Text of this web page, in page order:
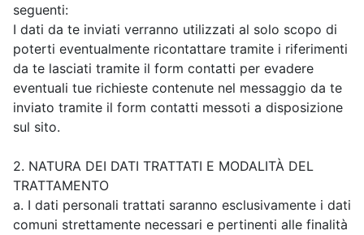
seguenti:
I dati da te inviati verranno utilizzati al solo scopo di
poterti eventualmente ricontattare tramite i riferimenti
da te lasciati tramite il form contatti per evadere
eventuali tue richieste contenute nel messaggio da te
inviato tramite il form contatti messoti a disposizione
sul sito.
2. NATURA DEI DATI TRATTATI E MODALITÀ DEL
TRATTAMENTO
a. I dati personali trattati saranno esclusivamente i dati
comuni strettamente necessari e pertinenti alle finalità